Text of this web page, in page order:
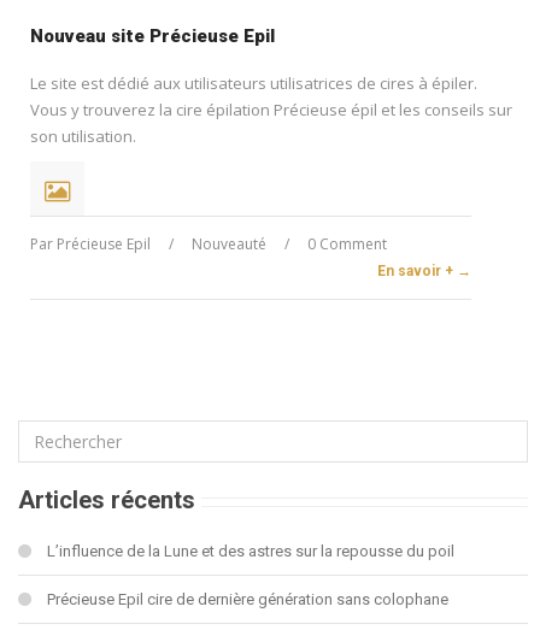
Nouveau site Précieuse Epil
Le site est dédié aux utilisateurs utilisatrices de cires à épiler.
Vous y trouverez la cire épilation Précieuse épil et les conseils sur
son utilisation.
Par Précieuse Epil / Nouveauté / 0 Comment
En savoir + →
Articles récents
L’influence de la Lune et des astres sur la repousse du poil
Précieuse Epil cire de dernière génération sans colophane